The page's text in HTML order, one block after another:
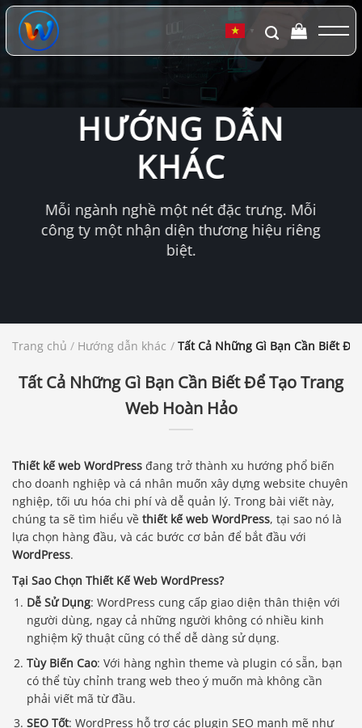
Chuyển
đến
dung
▼
HƯỚNG DẪN
KHÁC
Mỗi ngành nghề một nét đặc trưng. Mỗi
công ty một nhận diện thương hiệu riêng
biệt.
Trang chủ / Hướng dẫn khác / Tất Cả Những Gì Bạn Cần Biết Để
Tất Cả Những Gì Bạn Cần Biết Để Tạo Trang
Web Hoàn Hảo
Thiết kế web WordPress đang trở thành xu hướng phổ biến
cho doanh nghiệp và cá nhân muốn xây dựng website chuyên
nghiệp, tối ưu hóa chi phí và dễ quản lý. Trong bài viết này,
chúng ta sẽ tìm hiểu về thiết kế web WordPress, tại sao nó là
lựa chọn hàng đầu, và các bước cơ bản để bắt đầu với
WordPress.
Tại Sao Chọn Thiết Kế Web WordPress?
Dễ Sử Dụng: WordPress cung cấp giao diện thân thiện với
người dùng, ngay cả những người không có nhiều kinh
nghiệm kỹ thuật cũng có thể dễ dàng sử dụng.
Tùy Biến Cao: Với hàng nghìn theme và plugin có sẵn, bạn
có thể tùy chỉnh trang web theo ý muốn mà không cần
phải viết mã từ đầu.
SEO Tốt: WordPress hỗ trợ các plugin SEO mạnh mẽ như